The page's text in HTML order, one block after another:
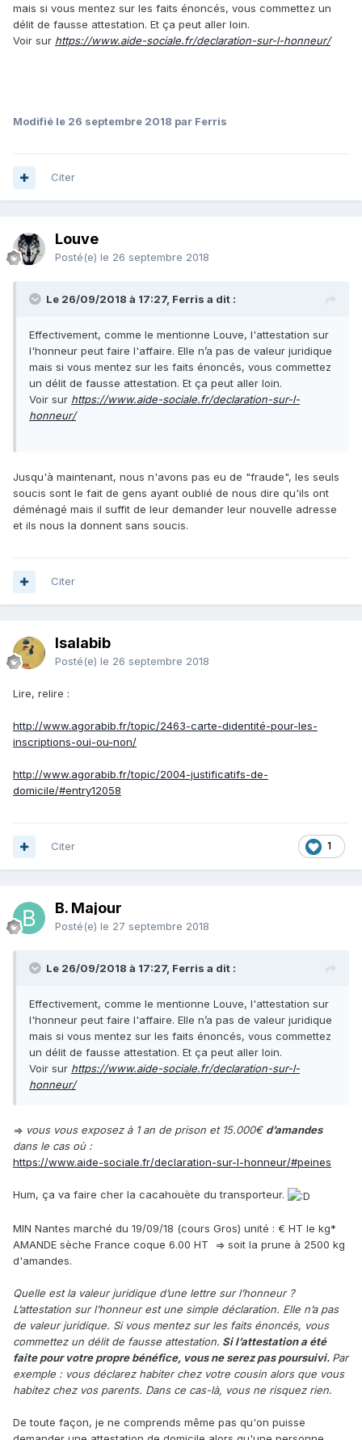
mais si vous mentez sur les faits énoncés, vous commettez un
délit de fausse attestation. Et ça peut aller loin.
Voir sur https://www.aide-sociale.fr/declaration-sur-l-honneur/
Modifié le 26 septembre 2018 par Ferris
Citer
Louve
Posté(e) le 26 septembre 2018
Le 26/09/2018 à 17:27, Ferris a dit :
Effectivement, comme le mentionne Louve, l'attestation sur
l'honneur peut faire l'affaire. Elle n’a pas de valeur juridique
mais si vous mentez sur les faits énoncés, vous commettez
un délit de fausse attestation. Et ça peut aller loin.
Voir sur https://www.aide-sociale.fr/declaration-sur-l-
honneur/
Jusqu'à maintenant, nous n'avons pas eu de "fraude", les seuls
soucis sont le fait de gens ayant oublié de nous dire qu'ils ont
déménagé mais il suffit de leur demander leur nouvelle adresse
et ils nous la donnent sans soucis.
Citer
Isalabib
Posté(e) le 26 septembre 2018
Lire, relire :
http://www.agorabib.fr/topic/2463-carte-didentité-pour-les-
inscriptions-oui-ou-non/
http://www.agorabib.fr/topic/2004-justificatifs-de-
domicile/#entry12058
1
Citer
B. Majour
Posté(e) le 27 septembre 2018
Le 26/09/2018 à 17:27, Ferris a dit :
Effectivement, comme le mentionne Louve, l'attestation sur
l'honneur peut faire l'affaire. Elle n’a pas de valeur juridique
mais si vous mentez sur les faits énoncés, vous commettez
un délit de fausse attestation. Et ça peut aller loin.
Voir sur https://www.aide-sociale.fr/declaration-sur-l-
honneur/
=> vous vous exposez à 1 an de prison et 15.000€ d’amandes
dans le cas où :
https://www.aide-sociale.fr/declaration-sur-l-honneur/#peines
Hum, ça va faire cher la cacahouète du transporteur.
MIN Nantes marché du 19/09/18 (cours Gros) unité : € HT le kg*
AMANDE sèche France coque 6.00 HT => soit la prune à 2500 kg
d'amandes.
Quelle est la valeur juridique d’une lettre sur l’honneur ?
L’attestation sur l’honneur est une simple déclaration. Elle n’a pas
de valeur juridique. Si vous mentez sur les faits énoncés, vous
commettez un délit de fausse attestation. Si l’attestation a été
faite pour votre propre bénéfice, vous ne serez pas poursuivi. Par
exemple : vous déclarez habiter chez votre cousin alors que vous
habitez chez vos parents. Dans ce cas-là, vous ne risquez rien.
De toute façon, je ne comprends même pas qu'on puisse